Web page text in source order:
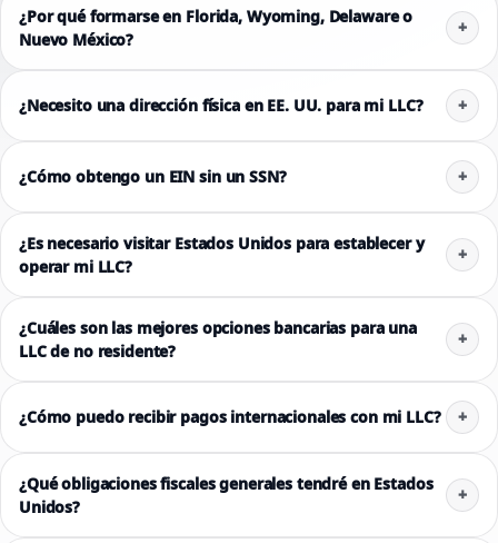
¿Por qué formarse en Florida, Wyoming, Delaware o
Nuevo México?
¿Necesito una dirección física en EE. UU. para mi LLC?
¿Cómo obtengo un EIN sin un SSN?
¿Es necesario visitar Estados Unidos para establecer y
operar mi LLC?
¿Cuáles son las mejores opciones bancarias para una
LLC de no residente?
¿Cómo puedo recibir pagos internacionales con mi LLC?
¿Qué obligaciones fiscales generales tendré en Estados
Unidos?